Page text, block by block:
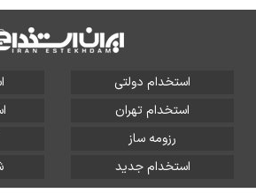
استخدام دولتی
استخدام تهران
رزومه ساز
استخدام جدید